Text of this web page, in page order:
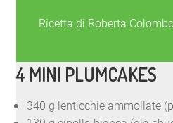
Ricetta di Roberta
4 MINI PLUMCAKES
340 g lenticchie ammollate